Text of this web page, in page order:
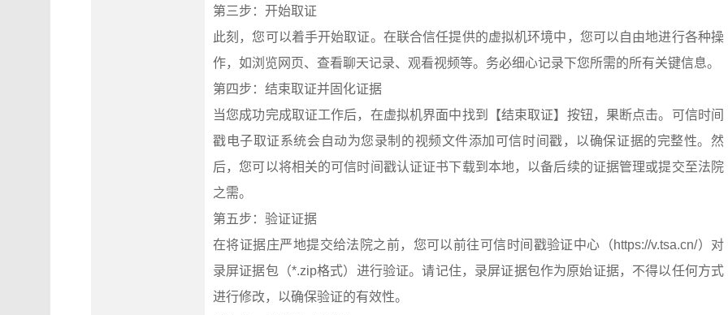
第三步：开始取证
此刻，您可以着手开始取证。在联合信任提供的虚拟机环境中，您可以自由地进行各种操
作，如浏览网页、查看聊天记录、观看视频等。务必细心记录下您所需的所有关键信息。
第四步：结束取证并固化证据
当您成功完成取证工作后，在虚拟机界面中找到【结束取证】按钮，果断点击。可信时间
戳电子取证系统会自动为您录制的视频文件添加可信时间戳，以确保证据的完整性。然
后，您可以将相关的可信时间戳认证证书下载到本地，以备后续的证据管理或提交至法院
之需。
第五步：验证证据
在将证据庄严地提交给法院之前，您可以前往可信时间戳验证中心（https://v.tsa.cn/）对
录屏证据包（*.zip格式）进行验证。请记住，录屏证据包作为原始证据，不得以任何方式
进行修改，以确保验证的有效性。